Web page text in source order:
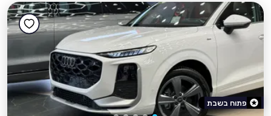
פתוח בשבת